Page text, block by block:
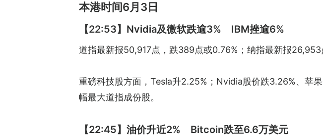
本港时间6月3日
【22:53】Nvidia及微软跌逾3% IBM挫逾6%
道指最新报50,917点，跌389点或0.76%；纳指最新报
重磅科技股方面，Tesla升2.25%；Nvidia股价跌3.26%、苹
幅最大道指成份股。
【22:45】油价升近2% Bitcoin跌至6.6万美元